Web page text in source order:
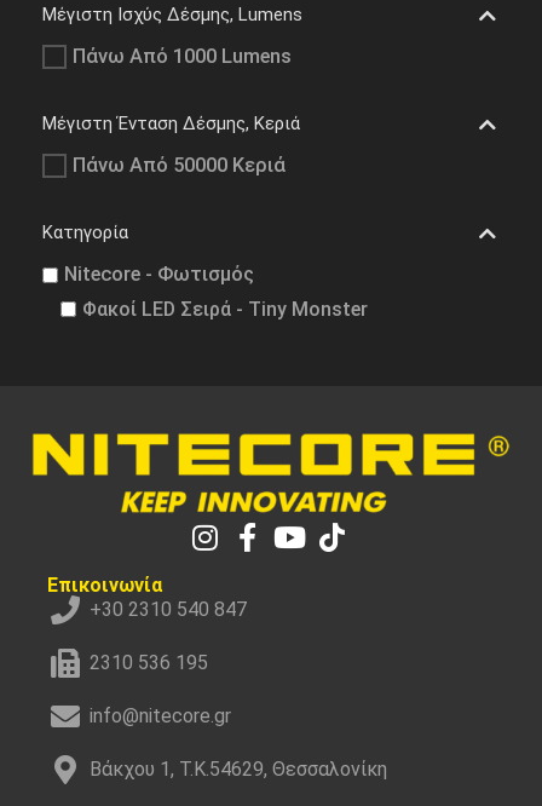
Μέγιστη Ισχύς Δέσμης, Lumens
Πάνω Από 1000 Lumens
Μέγιστη Ένταση Δέσμης, Κεριά
Πάνω Από 50000 Κεριά
Κατηγορία
Nitecore - Φωτισμός
Φακοί LED Σειρά - Tiny Monster
Επικοινωνία
+30 2310 540 847
2310 536 195
info@nitecore.gr
Βάκχου 1, Τ.Κ.54629, Θεσσαλονίκη